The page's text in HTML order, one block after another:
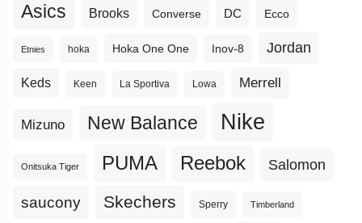
Asics Brooks Converse DC Ecco
Etnies hoka Hoka One One Inov-8 Jordan
Keds Keen La Sportiva Lowa Merrell
Mizuno New Balance Nike
Onitsuka Tiger PUMA Reebok Salomon
saucony Skechers Sperry Timberland